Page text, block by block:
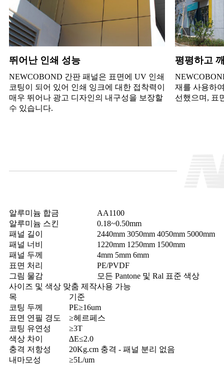
뛰어난 인쇄 성능
NEWCOBOND 간판 패널은 표면에 UV 인쇄
코팅이 되어 있어 인쇄 잉크에 대한 접착력이
매우 뛰어나 광고 디자인의 내구성을 보장할
수 있습니다.
평평하고
재를 사용하
선했으며, 표
알루미늄 합금
AA1100
알루미늄 스킨
0.18~0.50mm
패널 길이
2440mm 3050mm 4050mm 5000mm
패널 너비
1220mm 1250mm 1500mm
패널 두께
4mm 5mm 6mm
표면 처리
PE/PVDF
그림 물감
모든 Pantone 및 Ral 표준 색상
사이즈 및 색상 맞춤 제작사용 가능
목
기준
코팅 두께
PE≥16um
표면 연필 경도
≥헤르페스
코팅 유연성
≥3T
색상 차이
∆E≤2.0
충격 저항성
20Kg.cm 충격 - 패널 분리 없음
내마모성
≥5L/um